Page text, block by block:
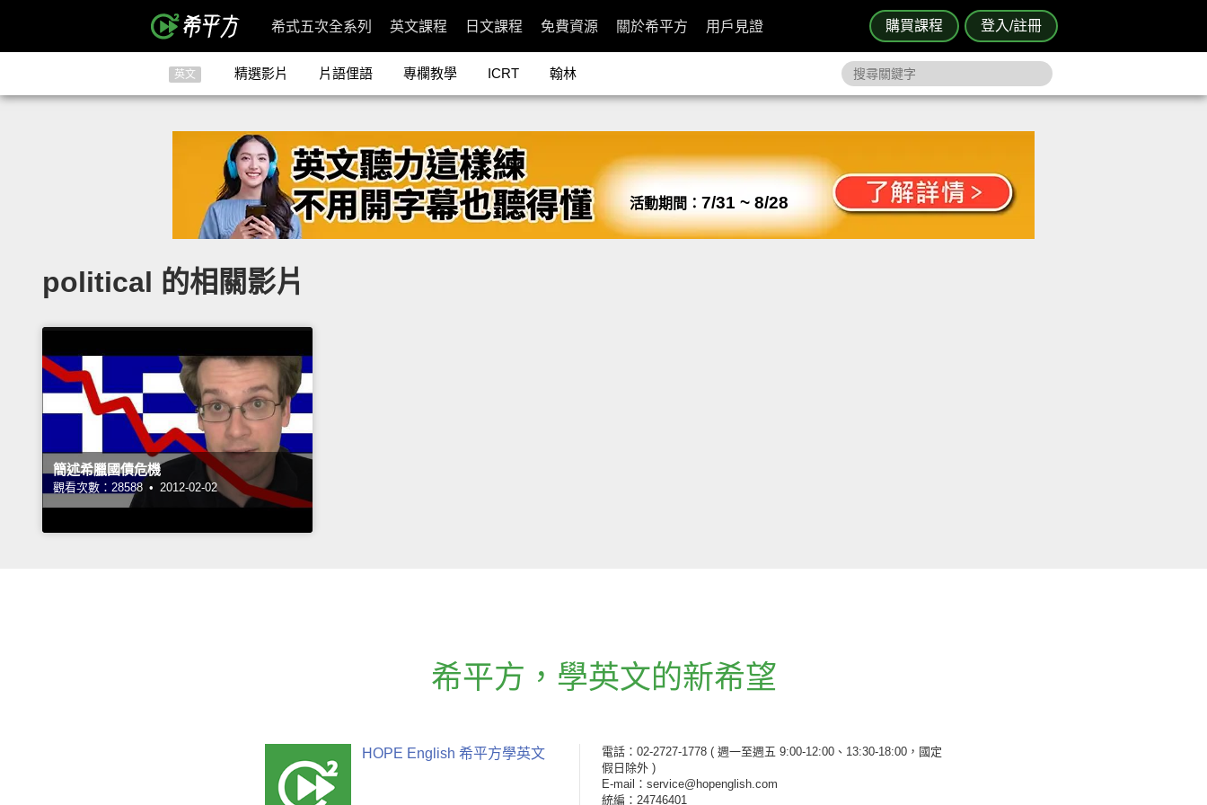
購買課程 登入/註冊
希式五次全系列 英文課程 日文課程 免費資源 關於希平方 用戶見證
英文 精選影片 片語俚語 專欄教學 ICRT 翰林
活動期間： 7/31 ~ 8/28
political 的相關影片
簡述希臘國債危機
觀看次數：28588 • 2012-02-02
希平方 ， 學英文的新希望
HOPE English 希平方學英文 電話：02-2727-1778 ( 週一至週五 9:00-12:00、13:30-18:00，國定
假日除外 )
E-mail：service@hopenglish.com
統編：24746401